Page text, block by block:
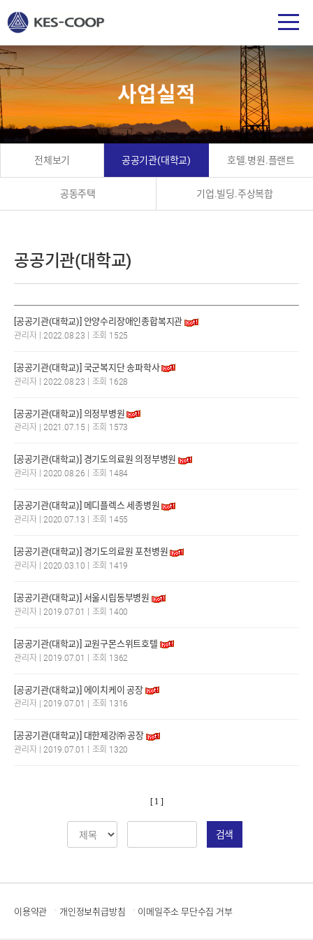
사업실적
전체보기 공공기관(대학교) 호텔.병원.플랜트
공동주택 기업.빌딩.주상복합
공공기관(대학교)
[공공기관(대학교)] 안양수리장애인종합복지관
관리자 |2022.08.23 조회 1525
[공공기관(대학교)] 국군복지단 송파학사
관리자 |2022.08.23 | 조회 1628
[공공기관(대학교)] 의정부병원
관리자 |2021.07.15 | 조회 1573
[공공기관(대학교)] 경기도의료원 의정부병원
관리자 |2020.08.26 조회 1484
[공공기관(대학교)] 메디플렉스 세종병원
관리자 |2020.07.13 조회 1455
[공공기관(대학교)] 경기도의료원 포천병원
관리자 |2020.03.10 조회 1419
[공공기관(대학교)] 서울시립동부병원
관리자 |2019.07.01 조회 1400
[공공기관(대학교)] 교원구몬스위트호텔
관리자 |2019.07.01 | 조회 1362
[공공기관(대학교)] 에이치케이 공장
관리자 |2019.07.01 | 조회 1316
[공공기관(대학교)] 대한제강㈜ 공장
관리자 |2019.07.01 조회 1320
[ 1 ]
검색
이용약관 개인정보취급방침 이메일주소 무단수집 거부